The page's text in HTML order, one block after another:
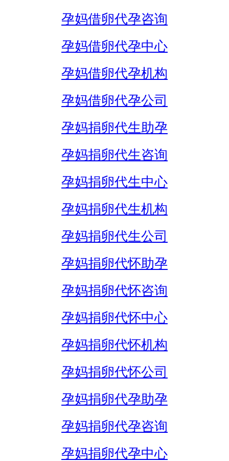
孕妈借卵代孕咨询
孕妈借卵代孕中心
孕妈借卵代孕机构
孕妈借卵代孕公司
孕妈捐卵代生助孕
孕妈捐卵代生咨询
孕妈捐卵代生中心
孕妈捐卵代生机构
孕妈捐卵代生公司
孕妈捐卵代怀助孕
孕妈捐卵代怀咨询
孕妈捐卵代怀中心
孕妈捐卵代怀机构
孕妈捐卵代怀公司
孕妈捐卵代孕助孕
孕妈捐卵代孕咨询
孕妈捐卵代孕中心